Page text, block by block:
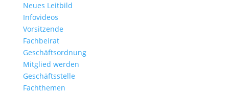
Neues Leitbild
Infovideos
Vorsitzende
Fachbeirat
Geschäftsordnung
Mitglied werden
Geschäftsstelle
Fachthemen